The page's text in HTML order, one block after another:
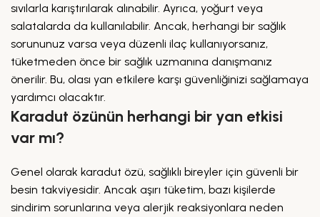
sıvılarla karıştırılarak alınabilir. Ayrıca, yoğurt veya
salatalarda da kullanılabilir. Ancak, herhangi bir sağlık
sorununuz varsa veya düzenli ilaç kullanıyorsanız,
tüketmeden önce bir sağlık uzmanına danışmanız
önerilir. Bu, olası yan etkilere karşı güvenliğinizi sağlamaya
yardımcı olacaktır.
Karadut özünün herhangi bir yan etkisi
var mı?
Genel olarak karadut özü, sağlıklı bireyler için güvenli bir
besin takviyesidir. Ancak aşırı tüketim, bazı kişilerde
sindirim sorunlarına veya alerjik reaksiyonlara neden